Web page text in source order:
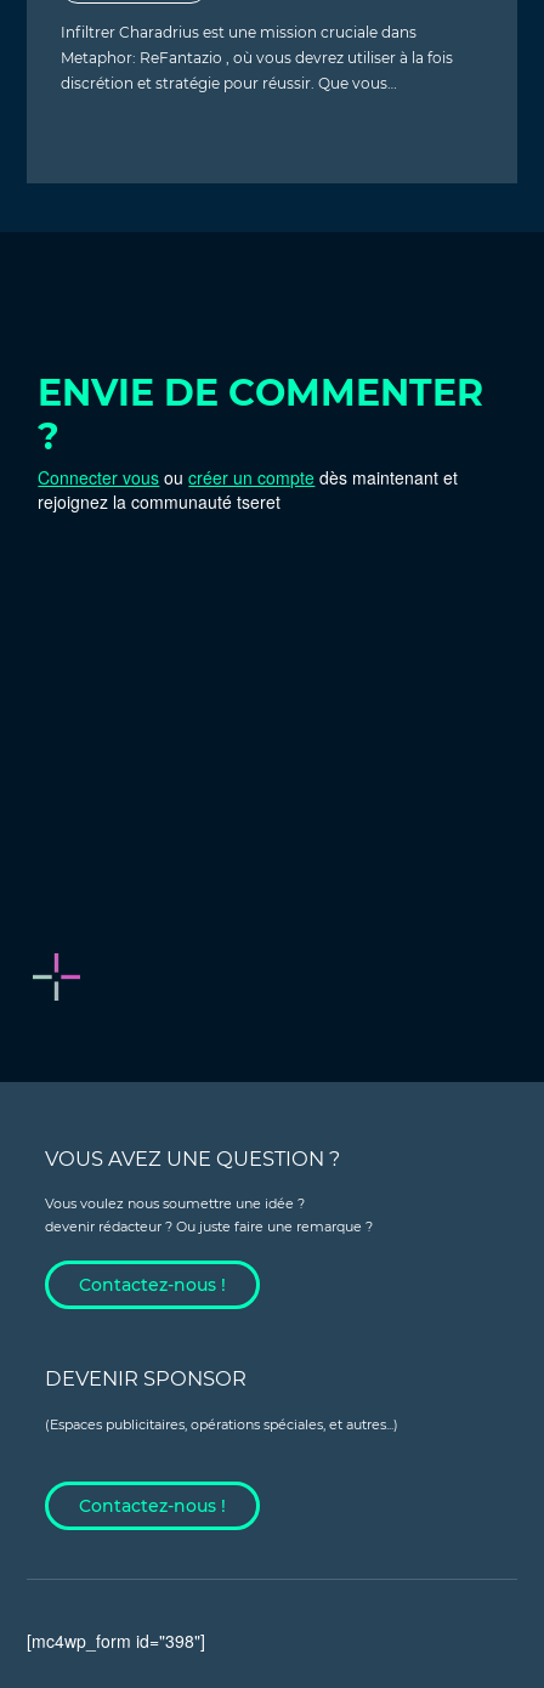
Infiltrer Charadrius est une mission cruciale dans
Metaphor: ReFantazio , où vous devrez utiliser à la fois
discrétion et stratégie pour réussir. Que vous…
ENVIE DE COMMENTER
?
Connecter vous oucréer un compte dès maintenant et
rejoignez la communauté tseret
VOUS AVEZ UNE QUESTION ?
Vous voulez nous soumettre une idée ?
devenir rédacteur ? Ou juste faire une remarque ?
Contactez-nous !
DEVENIR SPONSOR
(Espaces publicitaires, opérations spéciales, et autres...)
Contactez-nous !
[mc4wp_form id="398"]